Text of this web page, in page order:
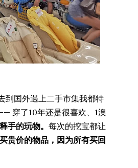
到国外遇上二手市集我都特
穿了10年还是很喜欢、1澳
手的玩物。 每次的挖宝都让
贵价的物品，因为所有买回